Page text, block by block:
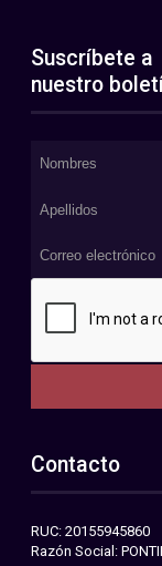
Suscríbete a
nuestro
Contacto
RUC: 20155945860
Razón Social: